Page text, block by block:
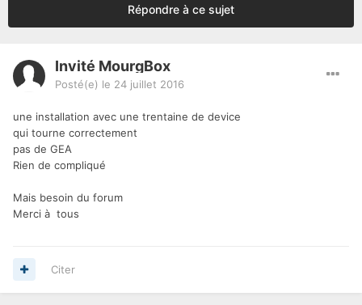
Répondre à ce sujet
Invité MourgBox
Posté(e) le 24 juillet 2016
une installation avec une trentaine de device
qui tourne correctement
pas de GEA
Rien de compliqué
Mais besoin du forum
Merci à tous
Citer